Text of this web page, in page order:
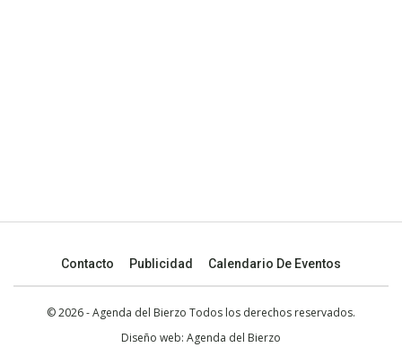
Contacto Publicidad Calendario De Eventos
© 2026 - Agenda del Bierzo Todos los derechos reservados.
Diseño web: Agenda del Bierzo